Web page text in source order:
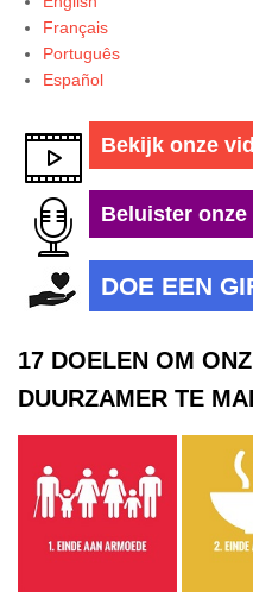
Français
Português
Español
Bekijk onze
Beluister
DOE EEN
17 DOELEN OM
DUURZAMER TE